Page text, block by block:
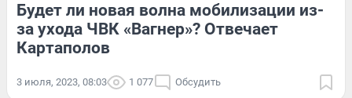
Будет ли новая волна мобилизации из-
за ухода ЧВК «Вагнер»? Отвечает
Картаполов
3 июля, 2023, 08:03 1 077 Обсудить